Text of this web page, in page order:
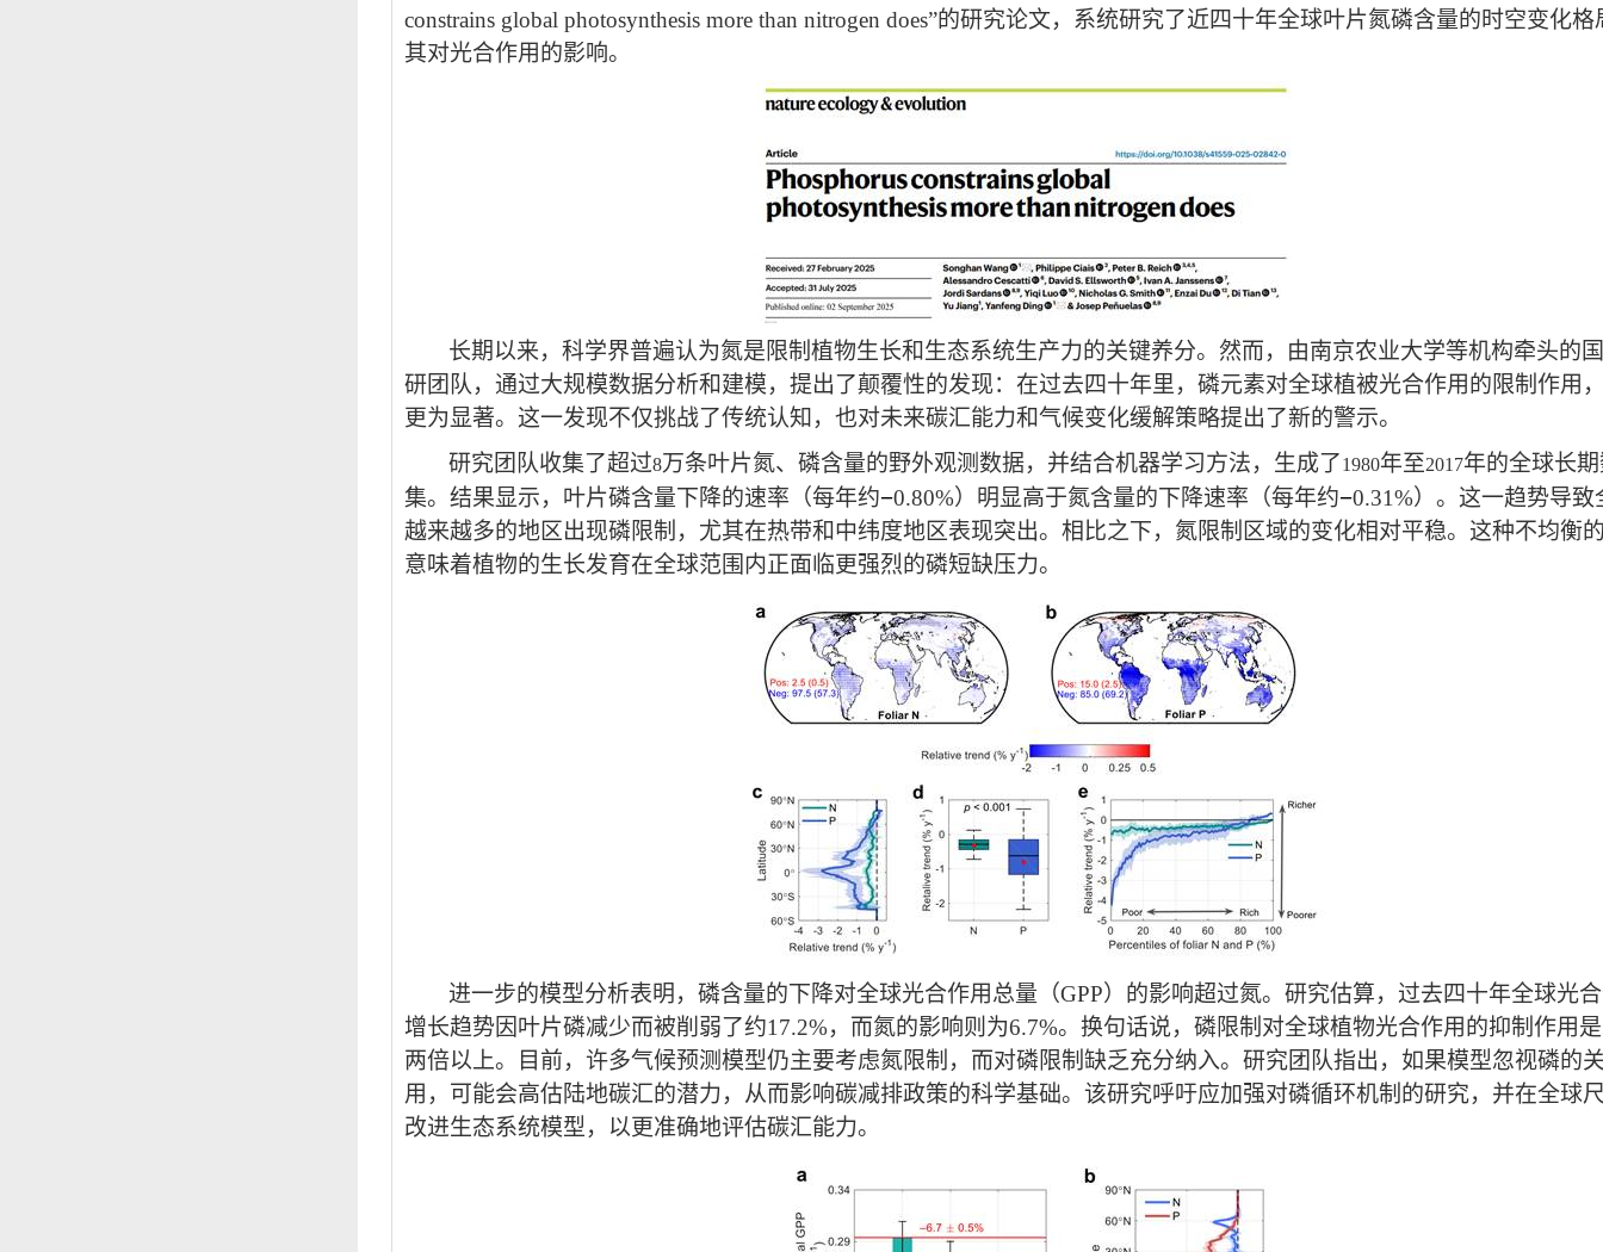
constrains global photosynthesis more than nitrogen does”的研究论文，系统研究了近四十年全球叶片氮磷含量的时空变化格
其对光合作用的影响。
长期以来，科学界普遍认为氮是限制植物生长和生态系统生产力的关键养分。然而，由南京农业大学等机构牵头的
研团队，通过大规模数据分析和建模，提出了颠覆性的发现：在过去四十年里，磷元素对全球植被光合作用的限制作用
更为显著。这一发现不仅挑战了传统认知，也对未来碳汇能力和气候变化缓解策略提出了新的警示。
研究团队收集了超过8万条叶片氮、磷含量的野外观测数据，并结合机器学习方法，生成了1980年至2017年的全球长
集。结果显示，叶片磷含量下降的速率（每年约−0.80%）明显高于氮含量的下降速率（每年约−0.31%）。这一趋势导致
越来越多的地区出现磷限制，尤其在热带和中纬度地区表现突出。相比之下，氮限制区域的变化相对平稳。这种不均衡
意味着植物的生长发育在全球范围内正面临更强烈的磷短缺压力。
进一步的模型分析表明，磷含量的下降对全球光合作用总量（GPP）的影响超过氮。研究估算，过去四十年全球光
增长趋势因叶片磷减少而被削弱了约17.2%，而氮的影响则为6.7%。换句话说，磷限制对全球植物光合作用的抑制作用
两倍以上。目前，许多气候预测模型仍主要考虑氮限制，而对磷限制缺乏充分纳入。研究团队指出，如果模型忽视磷的
用，可能会高估陆地碳汇的潜力，从而影响碳减排政策的科学基础。该研究呼吁应加强对磷循环机制的研究，并在全球
改进生态系统模型，以更准确地评估碳汇能力。